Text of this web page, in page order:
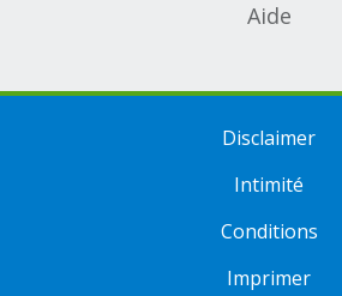
Aide
Disclaimer
Intimité
Conditions
Imprimer